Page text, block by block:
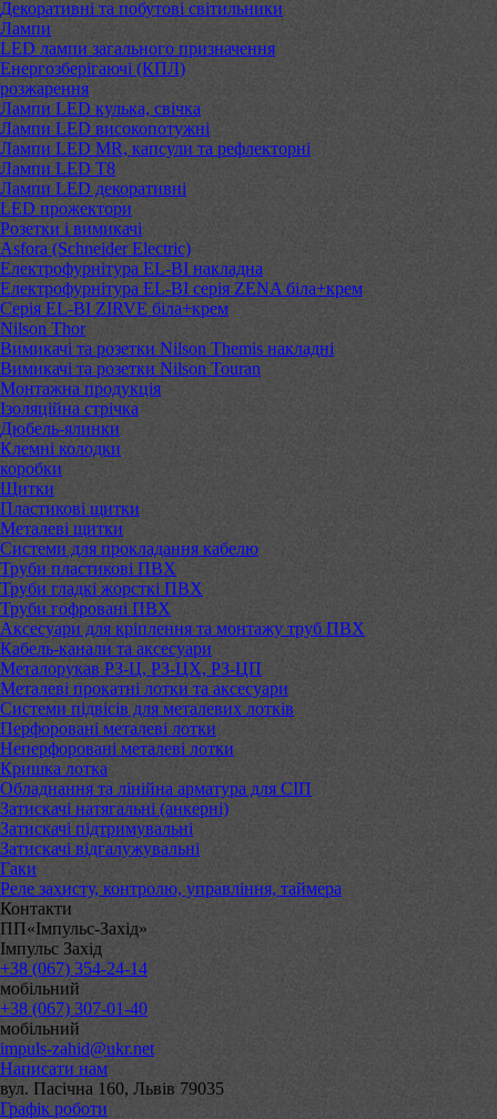
Декоративні та побутові світильники
Лампи
LED лампи загального призначення
Енергозберігаючі (КПЛ)
розжарення
Лампи LED кулька, свічка
Лампи LED високопотужні
Лампи LED MR, капсули та рефлекторні
Лампи LED Т8
Лампи LED декоративні
LED прожектори
Розетки і вимикачі
Asfora (Schneider Electric)
Електрофурнітура EL-BI накладна
Електрофурнітура EL-BI серія ZENA біла+крем
Серія EL-BI ZIRVE біла+крем
Nilson Thor
Вимикачі та розетки Nilson Themis накладні
Вимикачі та розетки Nilson Touran
Монтажна продукція
Ізоляційна стрічка
Дюбель-ялинки
Клемні колодки
коробки
Щитки
Пластикові щитки
Металеві щитки
Системи для прокладання кабелю
Труби пластикові ПВХ
Труби гладкі жорсткі ПВХ
Труби гофровані ПВХ
Аксесуари для кріплення та монтажу труб ПВХ
Кабель-канали та аксесуари
Металорукав РЗ-Ц, РЗ-ЦХ, РЗ-ЦП
Металеві прокатні лотки та аксесуари
Системи підвісів для металевих лотків
Перфоровані металеві лотки
Неперфоровані металеві лотки
Кришка лотка
Обладнання та лінійна арматура для СІП
Затискачі натягальні (анкерні)
Затискачі підтримувальні
Затискачі відгалужувальні
Гаки
Реле захисту, контролю, управління, таймера
Контакти
ПП«Імпульс-Захід»
Імпульс Захід
+38 (067) 354-24-14
мобільний
+38 (067) 307-01-40
мобільний
impuls-zahid@ukr.net
Написати нам
вул. Пасічна 160, Львів 79035
Графік роботи